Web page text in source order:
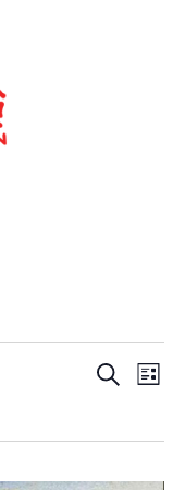
Recherche
Liste